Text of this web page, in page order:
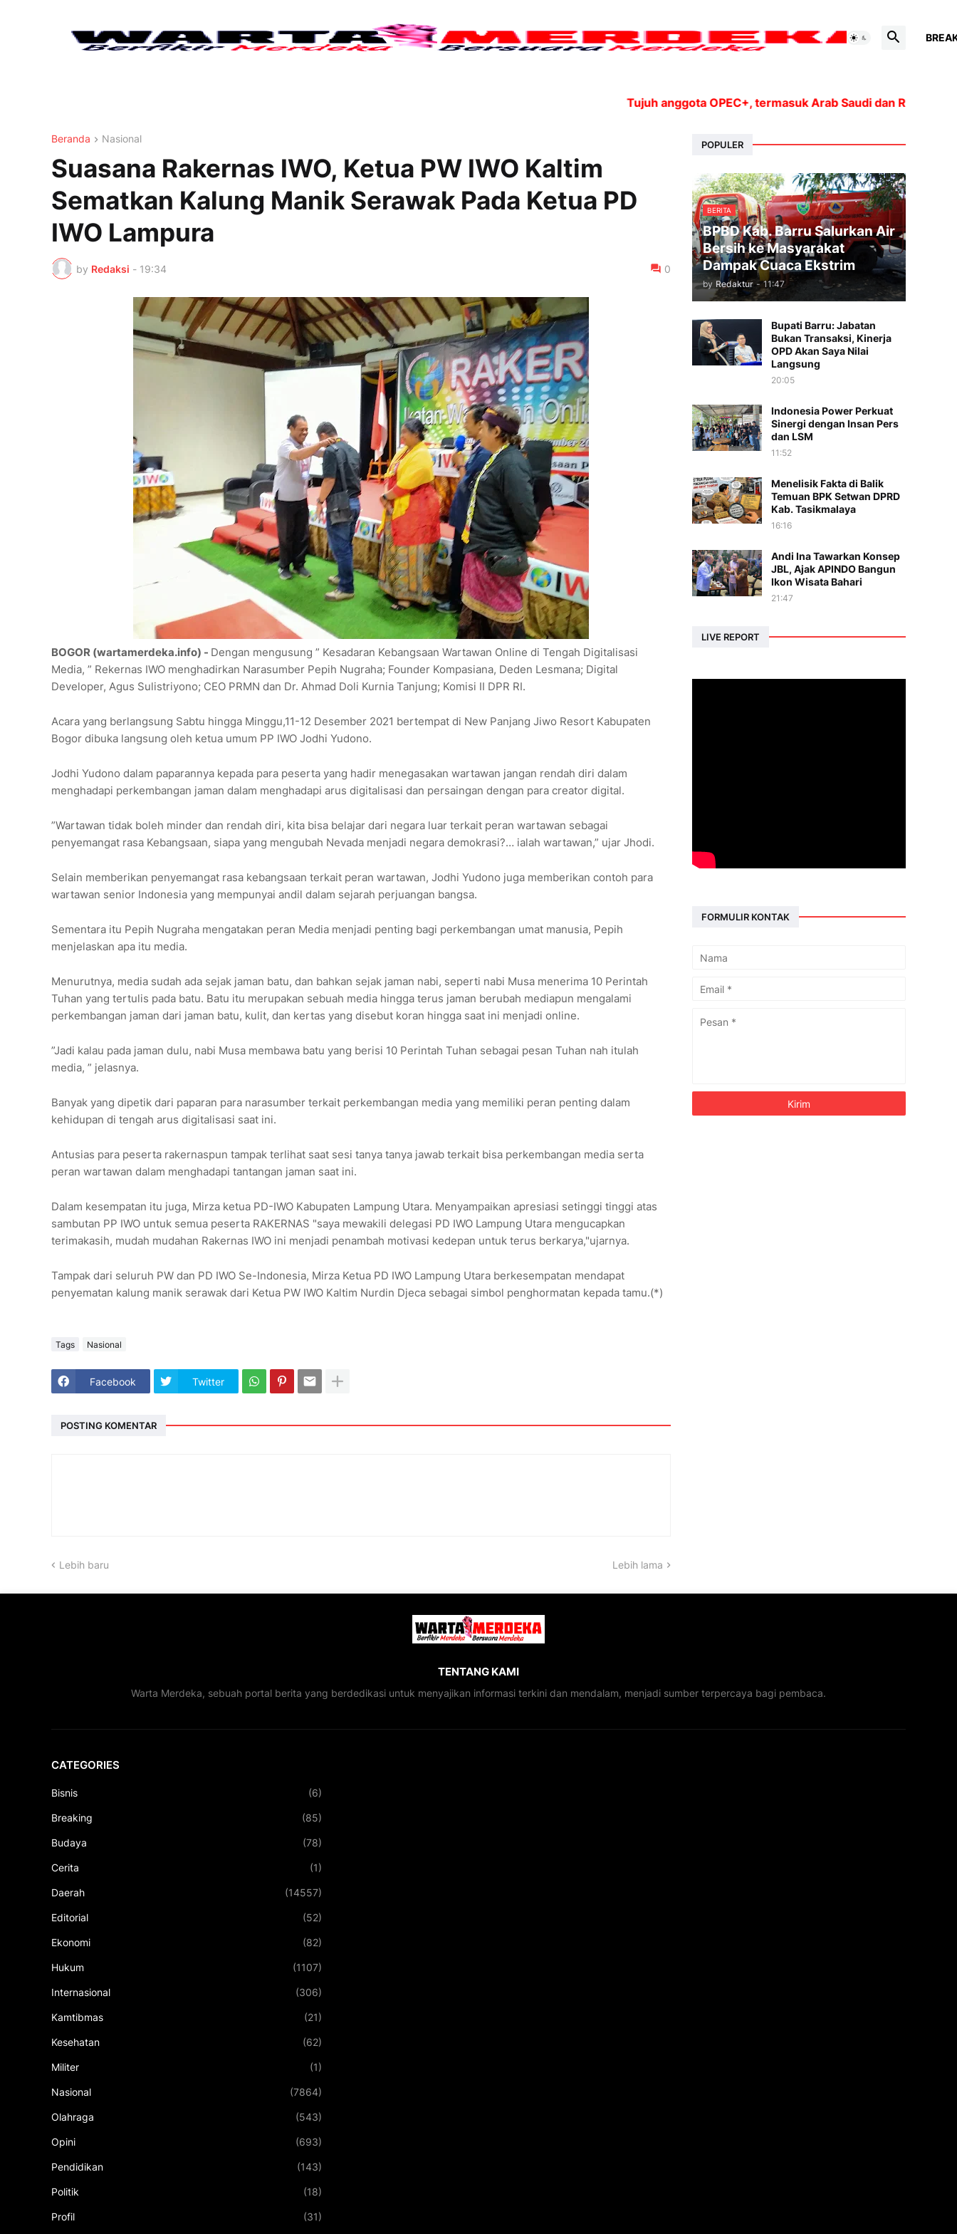
Tujuh anggota OPEC+, termasuk Arab Saudi dan Rusia, akan
Beranda Nasional
Suasana Rakernas IWO, Ketua PW IWO Kaltim
Sematkan Kalung Manik Serawak Pada Ketua PD
IWO Lampura
by Redaksi - 19:34 0
BOGOR (wartamerdeka.info) - Dengan mengusung ” Kesadaran Kebangsaan Wartawan Online di Tengah Digitalisasi
Media, ” Rekernas IWO menghadirkan Narasumber Pepih Nugraha; Founder Kompasiana, Deden Lesmana; Digital
Developer, Agus Sulistriyono; CEO PRMN dan Dr. Ahmad Doli Kurnia Tanjung; Komisi II DPR RI.
Acara yang berlangsung Sabtu hingga Minggu,11-12 Desember 2021 bertempat di New Panjang Jiwo Resort Kabupaten
Bogor dibuka langsung oleh ketua umum PP IWO Jodhi Yudono.
Jodhi Yudono dalam paparannya kepada para peserta yang hadir menegasakan wartawan jangan rendah diri dalam
menghadapi perkembangan jaman dalam menghadapi arus digitalisasi dan persaingan dengan para creator digital.
”Wartawan tidak boleh minder dan rendah diri, kita bisa belajar dari negara luar terkait peran wartawan sebagai
penyemangat rasa Kebangsaan, siapa yang mengubah Nevada menjadi negara demokrasi?… ialah wartawan,” ujar Jhodi.
Selain memberikan penyemangat rasa kebangsaan terkait peran wartawan, Jodhi Yudono juga memberikan contoh para
wartawan senior Indonesia yang mempunyai andil dalam sejarah perjuangan bangsa.
Sementara itu Pepih Nugraha mengatakan peran Media menjadi penting bagi perkembangan umat manusia, Pepih
menjelaskan apa itu media.
Menurutnya, media sudah ada sejak jaman batu, dan bahkan sejak jaman nabi, seperti nabi Musa menerima 10 Perintah
Tuhan yang tertulis pada batu. Batu itu merupakan sebuah media hingga terus jaman berubah mediapun mengalami
perkembangan jaman dari jaman batu, kulit, dan kertas yang disebut koran hingga saat ini menjadi online.
”Jadi kalau pada jaman dulu, nabi Musa membawa batu yang berisi 10 Perintah Tuhan sebagai pesan Tuhan nah itulah
media, ” jelasnya.
Banyak yang dipetik dari paparan para narasumber terkait perkembangan media yang memiliki peran penting dalam
kehidupan di tengah arus digitalisasi saat ini.
Antusias para peserta rakernaspun tampak terlihat saat sesi tanya tanya jawab terkait bisa perkembangan media serta
peran wartawan dalam menghadapi tantangan jaman saat ini.
Dalam kesempatan itu juga, Mirza ketua PD-IWO Kabupaten Lampung Utara. Menyampaikan apresiasi setinggi tinggi atas
sambutan PP IWO untuk semua peserta RAKERNAS "saya mewakili delegasi PD IWO Lampung Utara mengucapkan
terimakasih, mudah mudahan Rakernas IWO ini menjadi penambah motivasi kedepan untuk terus berkarya,"ujarnya.
Tampak dari seluruh PW dan PD IWO Se-Indonesia, Mirza Ketua PD IWO Lampung Utara berkesempatan mendapat
penyematan kalung manik serawak dari Ketua PW IWO Kaltim Nurdin Djeca sebagai simbol penghormatan kepada tamu.(*)
Tags Nasional
Facebook Twitter
POSTING KOMENTAR
Lebih baru Lebih lama
POPULER
BERITA
BPBD Kab. Barru Salurkan Air
Bersih ke Masyarakat
Dampak Cuaca Ekstrim
by Redaktur - 11:47
Bupati Barru: Jabatan
Bukan Transaksi, Kinerja
OPD Akan Saya Nilai
Langsung
20:05
Indonesia Power Perkuat
Sinergi dengan Insan Pers
dan LSM
11:52
Menelisik Fakta di Balik
Temuan BPK Setwan DPRD
Kab. Tasikmalaya
16:16
Andi Ina Tawarkan Konsep
JBL, Ajak APINDO Bangun
Ikon Wisata Bahari
21:47
LIVE REPORT
FORMULIR KONTAK
TENTANG KAMI
Warta Merdeka, sebuah portal berita yang berdedikasi untuk menyajikan informasi terkini dan mendalam, menjadi sumber terpercaya bagi pembaca.
CATEGORIES
Bisnis (6)
Breaking (85)
Budaya (78)
Cerita (1)
Daerah (14557)
Editorial (52)
Ekonomi (82)
Hukum (1107)
Internasional (306)
Kamtibmas (21)
Kesehatan (62)
Militer (1)
Nasional (7864)
Olahraga (543)
Opini (693)
Pendidikan (143)
Politik (18)
Profil (31)